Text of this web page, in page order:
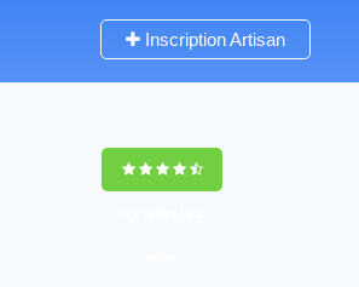
Inscription Artisan